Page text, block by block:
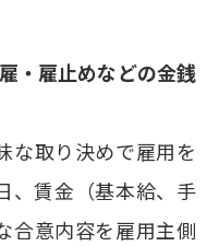
・雇止めなどの金銭
な取り決めで雇用を
、賃金（基本給、手
合意内容を雇用主側